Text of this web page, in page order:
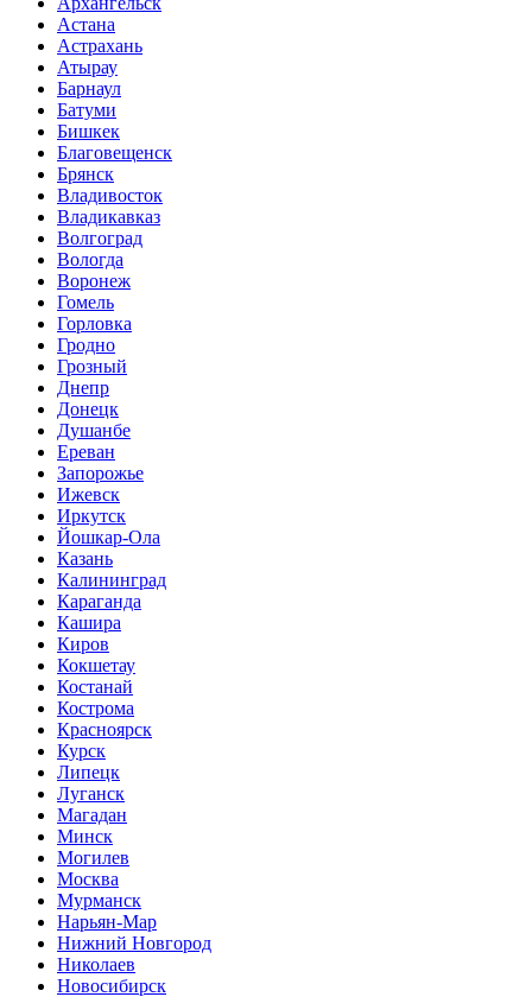
Астана
Астрахань
Атырау
Барнаул
Батуми
Бишкек
Благовещенск
Брянск
Владивосток
Владикавказ
Волгоград
Вологда
Воронеж
Гомель
Горловка
Гродно
Грозный
Днепр
Донецк
Душанбе
Ереван
Запорожье
Ижевск
Иркутск
Йошкар-Ола
Казань
Калининград
Караганда
Кашира
Киров
Кокшетау
Костанай
Кострома
Красноярск
Курск
Липецк
Луганск
Магадан
Минск
Могилев
Москва
Мурманск
Нарьян-Мар
Нижний Новгород
Николаев
Новосибирск